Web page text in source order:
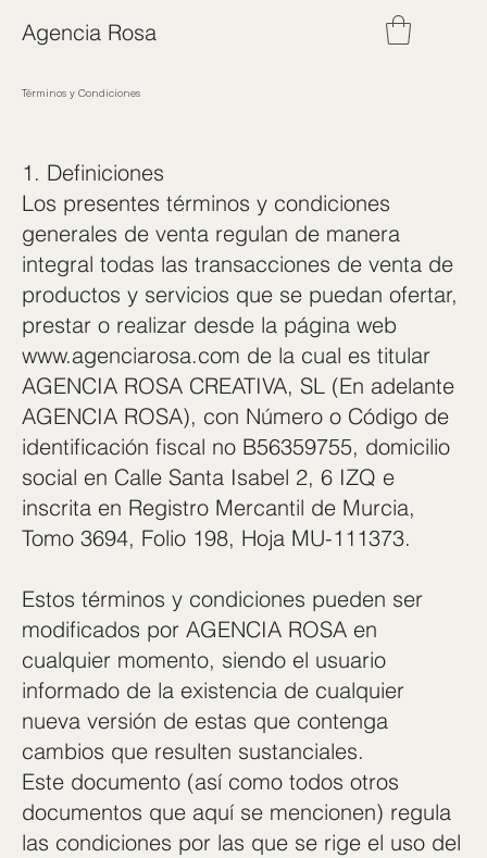
Agencia Rosa
Términos y Condiciones
1. Definiciones
Los presentes términos y condiciones
generales de venta regulan de manera
integral todas las transacciones de venta de
productos y servicios que se puedan ofertar,
prestar o realizar desde la página web
www.agenciarosa.com de la cual es titular
AGENCIA ROSA CREATIVA, SL (En adelante
AGENCIA ROSA), con Número o Código de
identificación fiscal no B56359755, domicilio
social en Calle Santa Isabel 2, 6 IZQ e
inscrita en Registro Mercantil de Murcia,
Tomo 3694, Folio 198, Hoja MU-111373.
Estos términos y condiciones pueden ser
modificados por AGENCIA ROSA en
cualquier momento, siendo el usuario
informado de la existencia de cualquier
nueva versión de estas que contenga
cambios que resulten sustanciales.
Este documento (así como todos otros
documentos que aquí se mencionen) regula
las condiciones por las que se rige el uso del